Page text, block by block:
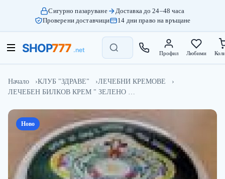
Сигурно пазаруване
Доставка до 24–48 часа
Проверени доставчици
14 дни право на връщане
Профил Любими
Начало КЛУБ "ЗДРАВЕ"
ЛЕЧЕБНИ КРЕМОВЕ
ЛЕЧЕБЕН БИЛКОВ КРЕМ " ЗЕЛЕНО …
Ново